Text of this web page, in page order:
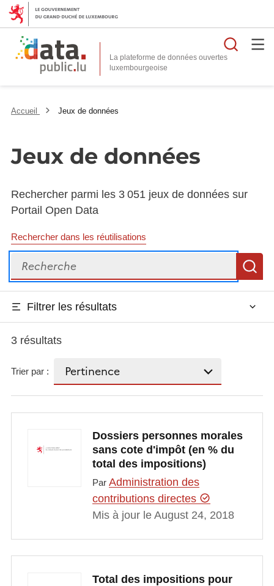
La plateforme de données ouvertes
Accueil Jeux de données
Jeux de données
Rechercher parmi les 3 051 jeux de données sur
Portail Open Data
Rechercher dans les réutilisations
Recherche
Filtrer les résultats
3 résultats
Trier par :
Dossiers personnes morales
sans cote d'impôt (en % du
total des impositions)
Par Administration des
contributions directes
Mis à jour le August 24, 2018
Total des impositions pour